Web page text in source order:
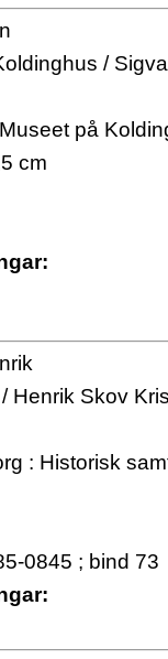
/
på
cm
Henrik Skov
: Historisk
0845 ; bind 73